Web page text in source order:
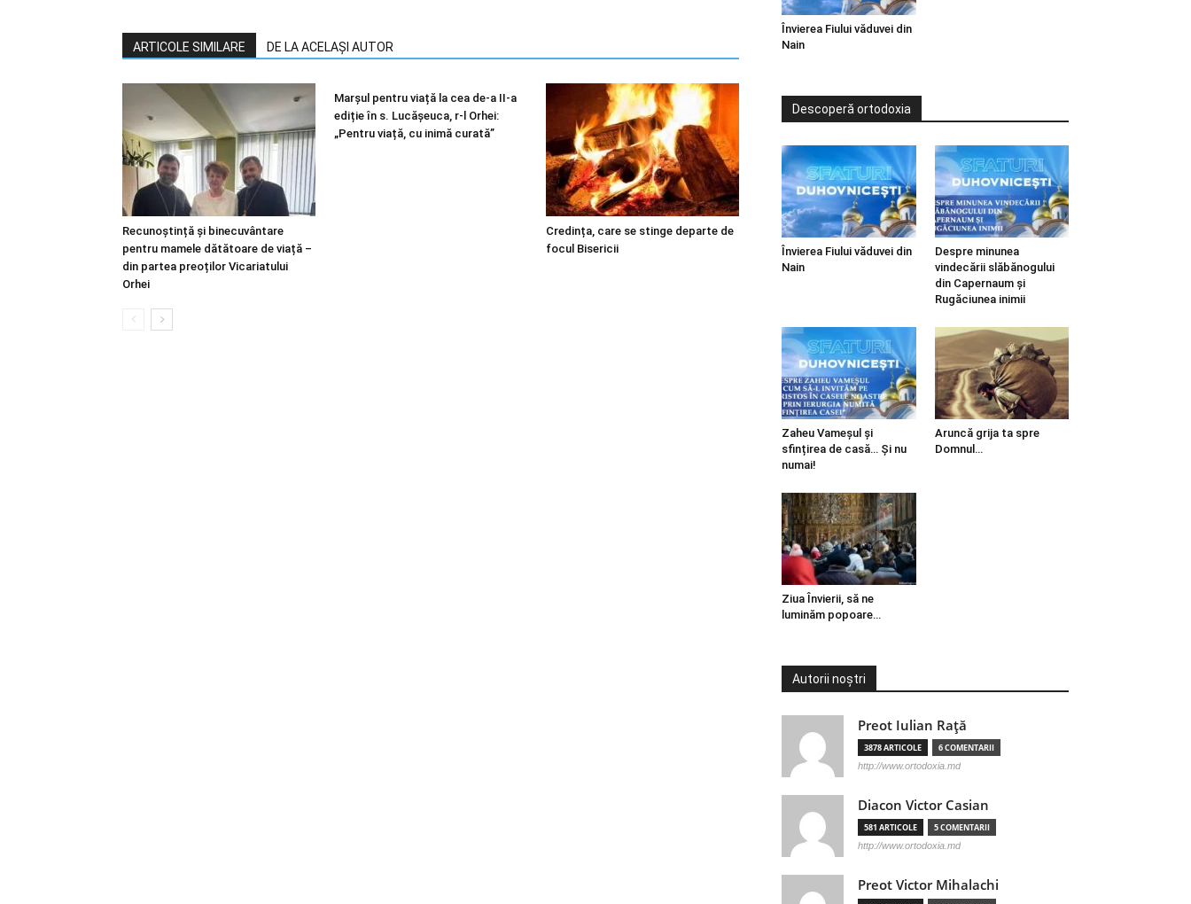
ARTICOLE SIMILARE DE LA ACELAȘI AUTOR
Recunoștință și binecuvântare
pentru mamele dătătoare de viață –
din partea preoților Vicariatului
Orhei
Marșul pentru viață la cea de-a II-a
ediție în s. Lucășeuca, r-l Orhei:
„Pentru viață, cu inimă curată”
Credința, care se stinge departe de
focul Bisericii
Învierea Fiului văduvei din
Nain
Descoperă ortodoxia
Învierea Fiului văduvei din
Nain
Despre minunea
vindecării slăbănogului
din Capernaum și
Rugăciunea inimii
Zaheu Vameșul și
sfințirea de casă… Și nu
numai!
Aruncă grija ta spre
Domnul…
Ziua Învierii, să ne
luminăm popoare…
Autorii noștri
Preot Iulian Raţă
3878 ARTICOLE 6 COMENTARII
http://www.ortodoxia.md
Diacon Victor Casian
581 ARTICOLE 5 COMENTARII
http://www.ortodoxia.md
Preot Victor Mihalachi